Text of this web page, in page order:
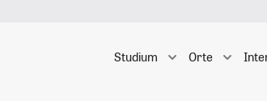
Studium Orte